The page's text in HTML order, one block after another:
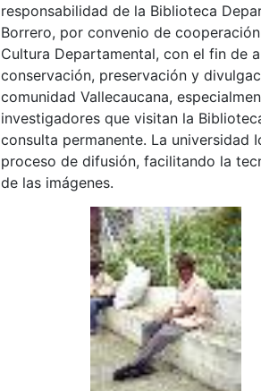
responsabilidad de la Biblioteca
Borrero, por convenio de
Cultura Departamental, con el fin de
conservación, preservación y
comunidad Vallecaucana,
investigadores que visitan la
consulta permanente. La universidad
proceso de difusión, facilitando la
de las imágenes.